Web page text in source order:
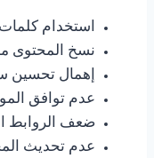
استخدام
نسخ المحتوى
إهمال تحسين
عدم توافق
ضعف الروابط
عدم تحديث